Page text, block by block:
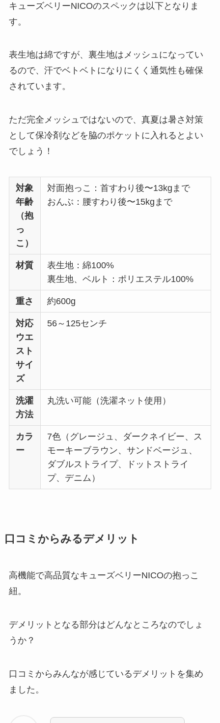
キューズベリーNICOのスペックは以下となりま
す。
表生地は綿ですが、裏生地はメッシュになってい
るので、汗でベトベトになりにくく通気性も確保
されています。
ただ完全メッシュではないので、真夏は暑さ対策
として保冷剤などを脇のポケットに入れるとよい
でしょう！
対象
年齢
（抱
っ
こ）
対面抱っこ：首すわり後〜13kgまで
おんぶ：腰すわり後〜15kgまで
材質
表生地：綿100%
裏生地、ベルト：ポリエステル100%
重さ 約600g
対応
ウエ
スト
サイ
ズ
56～125センチ
洗濯
方法
丸洗い可能（洗濯ネット使用）
カラ
ー
7色（グレージュ、ダークネイビー、ス
モーキーブラウン、サンドベージュ、
ダブルストライプ、ドットストライ
プ、デニム）
口コミからみるデメリット
高機能で高品質なキューズベリーNICOの抱っこ
紐。
デメリットとなる部分はどんなところなのでしょ
うか？
口コミからみんなが感じているデメリットを集め
ました。